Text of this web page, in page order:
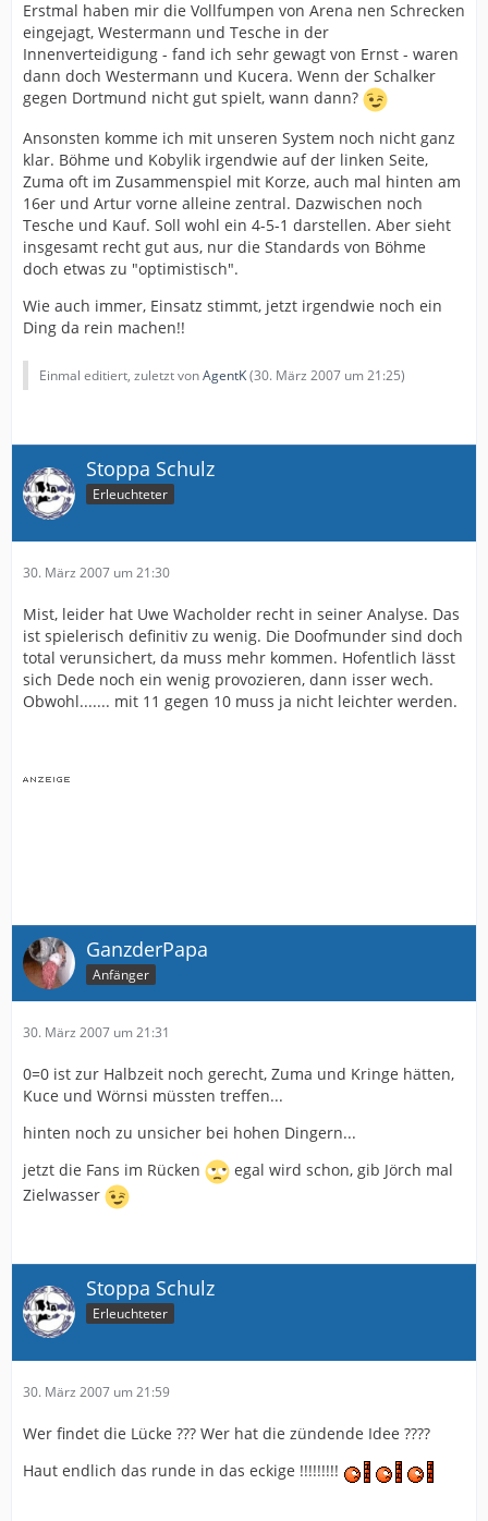
Erstmal haben mir die Vollfumpen von Arena nen Schrecken
eingejagt, Westermann und Tesche in der
Innenverteidigung - fand ich sehr gewagt von Ernst - waren
dann doch Westermann und Kucera. Wenn der Schalker
gegen Dortmund nicht gut spielt, wann dann?
Ansonsten komme ich mit unseren System noch nicht ganz
klar. Böhme und Kobylik irgendwie auf der linken Seite,
Zuma oft im Zusammenspiel mit Korze, auch mal hinten am
16er und Artur vorne alleine zentral. Dazwischen noch
Tesche und Kauf. Soll wohl ein 4-5-1 darstellen. Aber sieht
insgesamt recht gut aus, nur die Standards von Böhme
doch etwas zu "optimistisch".
Wie auch immer, Einsatz stimmt, jetzt irgendwie noch ein
Ding da rein machen!!
Einmal editiert, zuletzt vonAgentK(30. März 2007 um 21:25)
Stoppa Schulz
Erleuchteter
30. März 2007 um 21:30
Mist, leider hat Uwe Wacholder recht in seiner Analyse. Das
ist spielerisch definitiv zu wenig. Die Doofmunder sind doch
total verunsichert, da muss mehr kommen. Hofentlich lässt
sich Dede noch ein wenig provozieren, dann isser wech.
Obwohl....... mit 11 gegen 10 muss ja nicht leichter werden.
GanzderPapa
Anfänger
30. März 2007 um 21:31
0=0 ist zur Halbzeit noch gerecht, Zuma und Kringe hätten,
Kuce und Wörnsi müssten treffen...
hinten noch zu unsicher bei hohen Dingern...
jetzt die Fans im Rücken
egal wird schon, gib Jörch mal
Zielwasser
Stoppa Schulz
Erleuchteter
30. März 2007 um 21:59
Wer findet die Lücke ??? Wer hat die zündende Idee ????
Haut endlich das runde in das eckige !!!!!!!!!